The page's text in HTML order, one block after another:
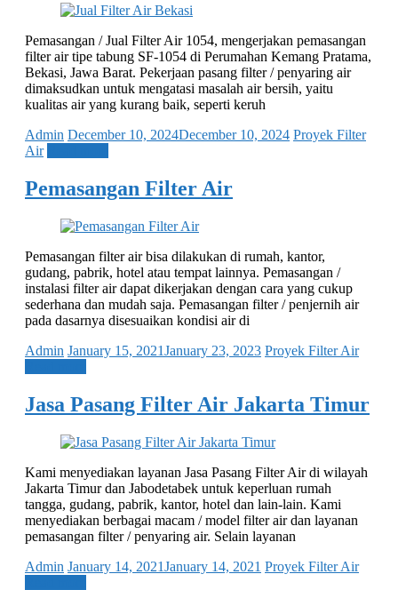
Pemasangan / Jual Filter Air 1054, mengerjakan pemasangan
filter air tipe tabung SF-1054 di Perumahan Kemang Pratama,
Bekasi, Jawa Barat. Pekerjaan pasang filter / penyaring air
dimaksudkan untuk mengatasi masalah air bersih, yaitu
kualitas air yang kurang baik, seperti keruh
Admin December 10, 2024December 10, 2024 Proyek Filter
Air
Pemasangan Filter Air
Pemasangan filter air bisa dilakukan di rumah, kantor,
gudang, pabrik, hotel atau tempat lainnya. Pemasangan /
instalasi filter air dapat dikerjakan dengan cara yang cukup
sederhana dan mudah saja. Pemasangan filter / penjernih air
pada dasarnya disesuaikan kondisi air di
Admin January 15, 2021January 23, 2023 Proyek Filter Air
Jasa Pasang Filter Air Jakarta Timur
Kami menyediakan layanan Jasa Pasang Filter Air di wilayah
Jakarta Timur dan Jabodetabek untuk keperluan rumah
tangga, gudang, pabrik, kantor, hotel dan lain-lain. Kami
menyediakan berbagai macam / model filter air dan layanan
pemasangan filter / penyaring air. Selain layanan
Admin January 14, 2021January 14, 2021 Proyek Filter Air